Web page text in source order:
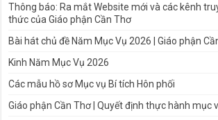
Thông báo: Ra mắt Website mới và các kênh
thức của Giáo phận Cần Thơ
Bài hát chủ đề Năm Mục Vụ 2026 | Giáo phận
Kinh Năm Mục Vụ 2026
Các mẫu hồ sơ Mục vụ Bí tích Hôn phối
Giáo phận Cần Thơ | Quyết định thực hành mục